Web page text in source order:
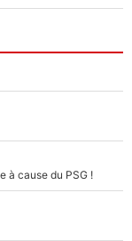
à cause du PSG !